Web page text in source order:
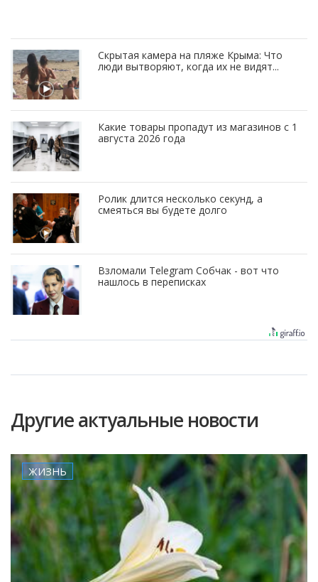
Скрытая камера на пляже Крыма: Что
люди вытворяют, когда их не видят...
Какие товары пропадут из магазинов с 1
августа 2026 года
Ролик длится несколько секунд, а
смеяться вы будете долго
Взломали Telegram Собчак - вот что
нашлось в переписках
Другие актуальные новости
ЖИЗНЬ